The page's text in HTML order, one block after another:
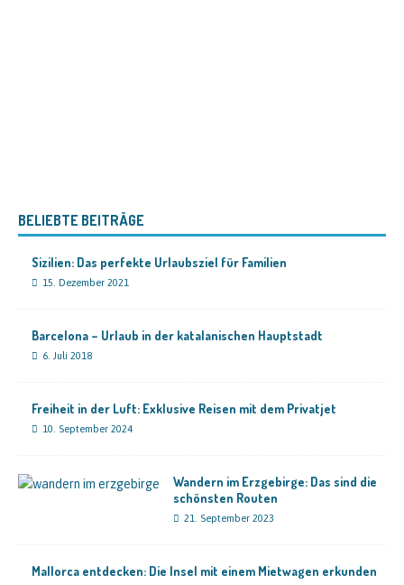
BELIEBTE BEITRÄGE
Sizilien: Das perfekte Urlaubsziel für Familien
15. Dezember 2021
Barcelona – Urlaub in der katalanischen Hauptstadt
6. Juli 2018
Freiheit in der Luft: Exklusive Reisen mit dem Privatjet
10. September 2024
Wandern im Erzgebirge: Das sind die
schönsten Routen
21. September 2023
Mallorca entdecken: Die Insel mit einem Mietwagen erkunden